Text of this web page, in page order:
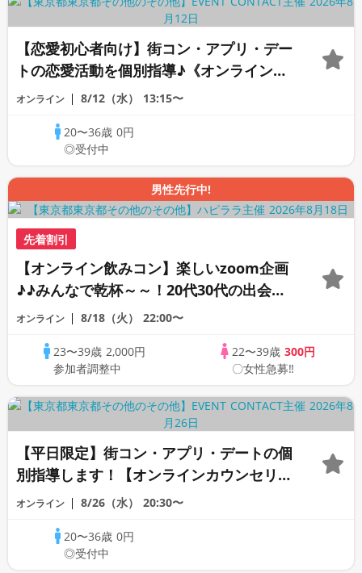
【恋愛初心者向け】街コン・アプリ・デー
トの恋愛活動を個別指導♪《オンラインカ
ウンセリング》
オンライン 8/12（水） 13:15〜
20〜36歳0円
◎受付中
男性先行中!
先着割引
【オンライン飲みコン】楽しいzoom企画
♪♪みんなで乾杯～～！20代30代の出会い
応援♪♪リモートパーティー♪♪友達作りか
う♪☆全国の方が対象☆司会進行あり♪♪♪
オンライン 8/18（火） 22:00〜
23〜39歳 2,000円
参加者調整中
22〜39歳 300円
〇女性急募‼
【平日限定】街コン・アプリ・デートの個
別指導します！【オンラインカウンセリン
グ】《芹沢カウンセラー》
オンライン 8/26（水） 20:30〜
20〜36歳0円
◎受付中